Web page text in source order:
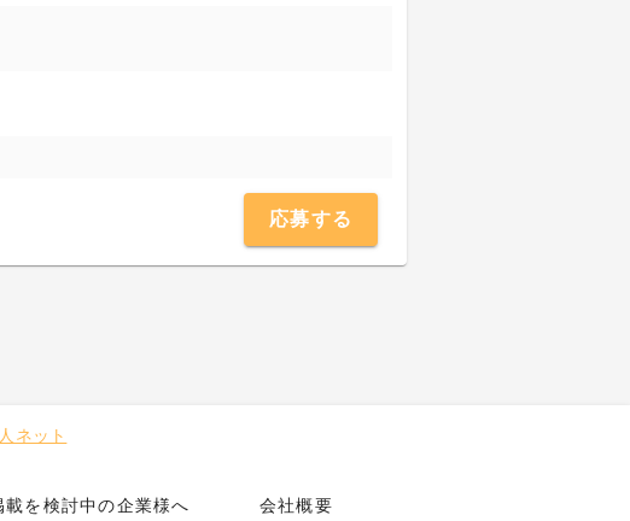
応募する
ネット
載を検討中の企業様へ 会社概要